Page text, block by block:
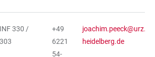
INF 330 /
303
+49
6221
54-
heidelberg.de